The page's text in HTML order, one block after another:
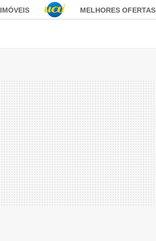
IMÓVEIS MELHORES OFERTAS